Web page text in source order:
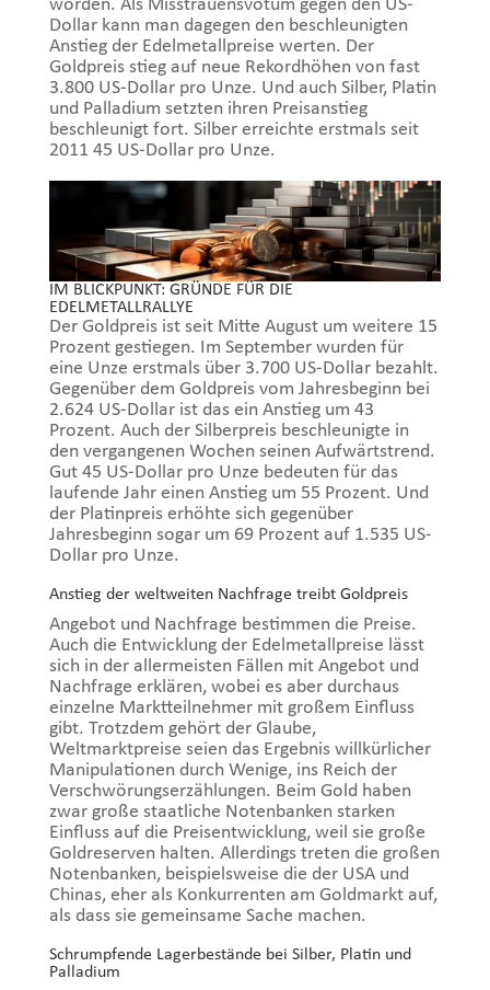
worden. Als Misstrauensvotum gegen den US-
Dollar kann man dagegen den beschleunigten
Anstieg der Edelmetallpreise werten. Der
Goldpreis stieg auf neue Rekordhöhen von fast
3.800 US-Dollar pro Unze. Und auch Silber, Platin
und Palladium setzten ihren Preisanstieg
beschleunigt fort. Silber erreichte erstmals seit
2011 45 US-Dollar pro Unze.
IM BLICKPUNKT: GRÜNDE FÜR DIE
EDELMETALLRALLYE
Der Goldpreis ist seit Mitte August um weitere 15
Prozent gestiegen. Im September wurden für
eine Unze erstmals über 3.700 US-Dollar bezahlt.
Gegenüber dem Goldpreis vom Jahresbeginn bei
2.624 US-Dollar ist das ein Anstieg um 43
Prozent. Auch der Silberpreis beschleunigte in
den vergangenen Wochen seinen Aufwärtstrend.
Gut 45 US-Dollar pro Unze bedeuten für das
laufende Jahr einen Anstieg um 55 Prozent. Und
der Platinpreis erhöhte sich gegenüber
Jahresbeginn sogar um 69 Prozent auf 1.535 US-
Dollar pro Unze.
Anstieg der weltweiten Nachfrage treibt Goldpreis
Angebot und Nachfrage bestimmen die Preise.
Auch die Entwicklung der Edelmetallpreise lässt
sich in der allermeisten Fällen mit Angebot und
Nachfrage erklären, wobei es aber durchaus
einzelne Marktteilnehmer mit großem Einfluss
gibt. Trotzdem gehört der Glaube,
Weltmarktpreise seien das Ergebnis willkürlicher
Manipulationen durch Wenige, ins Reich der
Verschwörungserzählungen. Beim Gold haben
zwar große staatliche Notenbanken starken
Einfluss auf die Preisentwicklung, weil sie große
Goldreserven halten. Allerdings treten die großen
Notenbanken, beispielsweise die der USA und
Chinas, eher als Konkurrenten am Goldmarkt auf,
als dass sie gemeinsame Sache machen.
Schrumpfende Lagerbestände bei Silber, Platin und
Palladium